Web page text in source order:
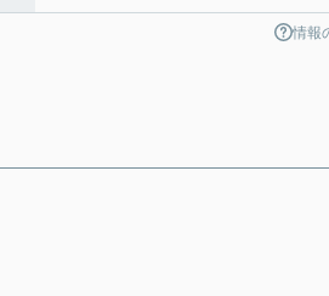
情報